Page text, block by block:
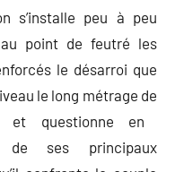
s’installe peu à peu
point de feutré les
le désarroi que
le long métrage de
et questionne en
de ses principaux